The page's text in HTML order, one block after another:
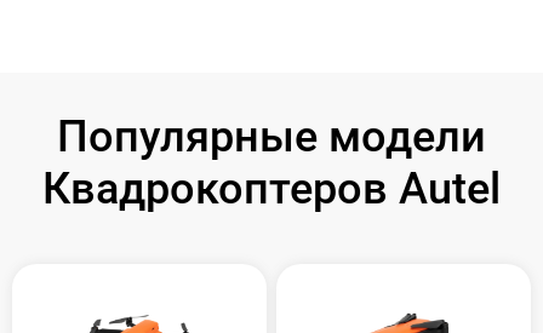
Популярные модели
Квадрокоптеров Autel